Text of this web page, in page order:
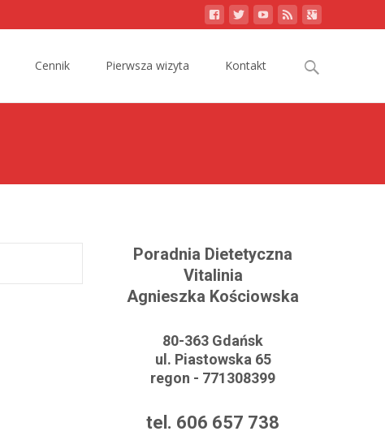
Cennik Pierwsza wizyta Kontakt
Search
Poradnia Dietetyczna
Vitalinia
Agnieszka Kościowska
80-363 Gdańsk
ul. Piastowska 65
regon - 771308399
tel. 606 657 738